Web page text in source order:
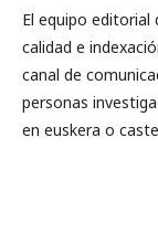
El equipo editorial
calidad e
canal de
personas
en euskera o